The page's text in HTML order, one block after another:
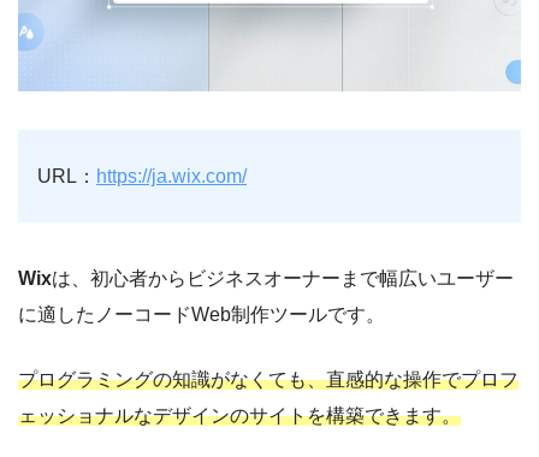
URL： https://ja.wix.com/
Wixは、初心者からビジネスオーナーまで幅広いユーザー
に適したノーコードWeb制作ツールです。
プログラミングの知識がなくても、直感的な操作でプロフ
ェッショナルなデザインのサイトを構築できます。